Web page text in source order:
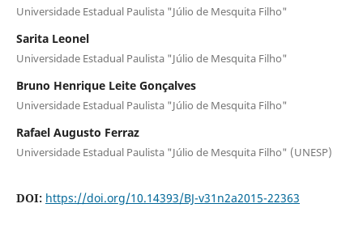
Universidade Estadual Paulista "Júlio de Mesquita Filho"
Sarita Leonel
Universidade Estadual Paulista "Júlio de Mesquita Filho"
Bruno Henrique Leite Gonçalves
Universidade Estadual Paulista "Júlio de Mesquita Filho"
Rafael Augusto Ferraz
Universidade Estadual Paulista "Júlio de Mesquita Filho" (UNESP)
DOI: https://doi.org/10.14393/BJ-v31n2a2015-22363